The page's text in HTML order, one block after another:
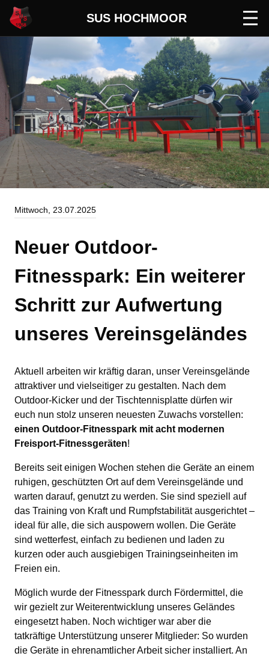
SUS HOCHMOOR
Mittwoch, 23.07.2025
Neuer Outdoor-
Fitnesspark: Ein weiterer
Schritt zur Aufwertung
unseres Vereinsgeländes
Aktuell arbeiten wir kräftig daran, unser Vereinsgelände
attraktiver und vielseitiger zu gestalten. Nach dem
Outdoor-Kicker und der Tischtennisplatte dürfen wir
euch nun stolz unseren neuesten Zuwachs vorstellen:
einen Outdoor-Fitnesspark mit acht modernen
Freisport-Fitnessgeräten!
Bereits seit einigen Wochen stehen die Geräte an einem
ruhigen, geschützten Ort auf dem Vereinsgelände und
warten darauf, genutzt zu werden. Sie sind speziell auf
das Training von Kraft und Rumpfstabilität ausgerichtet –
ideal für alle, die sich auspowern wollen. Die Geräte
sind wetterfest, einfach zu bedienen und laden zu
kurzen oder auch ausgiebigen Trainingseinheiten im
Freien ein.
Möglich wurde der Fitnesspark durch Fördermittel, die
wir gezielt zur Weiterentwicklung unseres Geländes
eingesetzt haben. Noch wichtiger war aber die
tatkräftige Unterstützung unserer Mitglieder: So wurden
die Geräte in ehrenamtlicher Arbeit sicher installiert. An